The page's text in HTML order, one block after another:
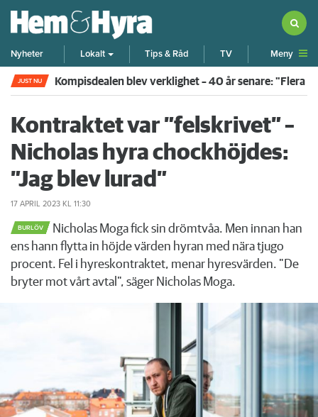
Nyheter Lokalt Tips & Råd TV Meny
JUST NU Kompisdealen blev verklighet – 40 år senare: "Flera
Kontraktet var ”felskrivet” –
Nicholas hyra chockhöjdes:
”Jag blev lurad”
17 APRIL 2023 KL 11:30
BURLÖV
Nicholas Moga fick sin drömtvåa. Men innan han
ens hann flytta in höjde värden hyran med nära tjugo
procent. Fel i hyreskontraktet, menar hyresvärden. "De
bryter mot vårt avtal", säger Nicholas Moga.